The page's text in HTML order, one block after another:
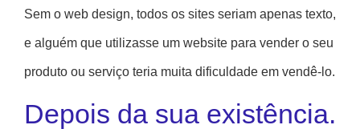
Sem o web design, todos os sites seriam apenas texto,
e alguém que utilizasse um website para vender o seu
produto ou serviço teria muita dificuldade em vendê-lo.
Depois da sua existência.